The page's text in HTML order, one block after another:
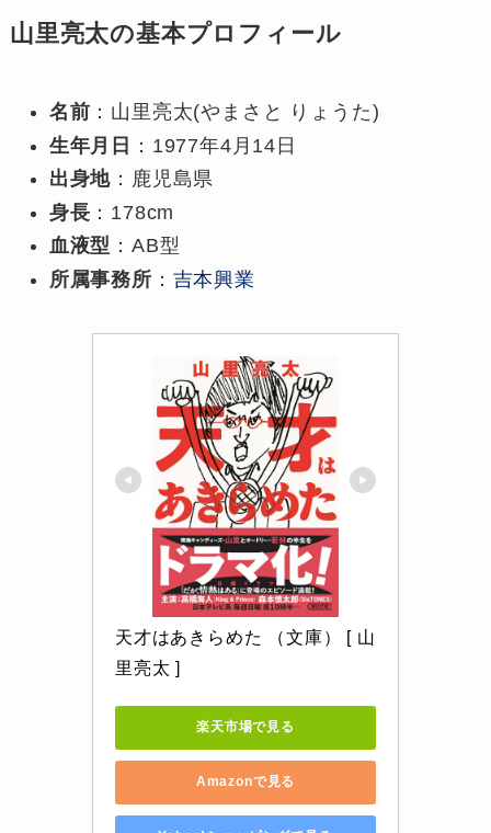
山里亮太の基本プロフィール
名前 ：山里亮太(やまさと りょうた)
生年月日
：1977年4月14日
出身地 ：鹿児島県
身長 ：178cm
血液型 ：AB型
所属事務所 ： 吉本興業
天才はあきらめた （文庫） [ 山
里亮太 ]
楽天市場で見る
Amazonで見る